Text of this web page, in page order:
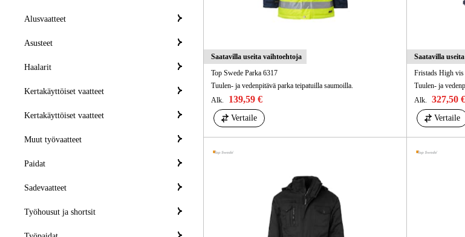
Alusvaatteet
Asusteet
Haalarit
Kertakäyttöiset vaatteet
Kertakäyttöiset vaatteet
Muut työvaatteet
Paidat
Sadevaatteet
Työhousut ja shortsit
Saatavilla useita vaihtoehtoja
Top Swede Parka 6317
Tuulen- ja vedenpitävä parka teipatuilla saumoilla.
Alk.
139,59 €
Vertaile
Saatavilla
Fristads High
Alk.
327,50 €
Vertaile